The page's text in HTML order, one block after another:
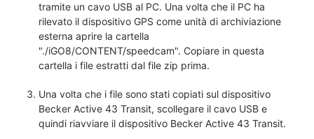
tramite un cavo USB al PC. Una volta che il PC ha
rilevato il dispositivo GPS come unità di archiviazione
esterna aprire la cartella
"./iGO8/CONTENT/speedcam". Copiare in questa
cartella i file estratti dal file zip prima.
Una volta che i file sono stati copiati sul dispositivo
Becker Active 43 Transit, scollegare il cavo USB e
quindi riavviare il dispositivo Becker Active 43 Transit.